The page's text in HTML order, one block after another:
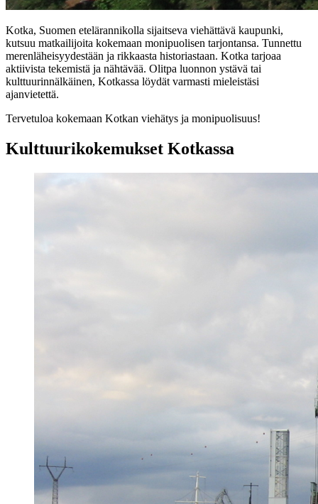
Kotka, Suomen etelärannikolla sijaitseva viehättävä kaupunki,
kutsuu matkailijoita kokemaan monipuolisen tarjontansa. Tunnettu
merenläheisyydestään ja rikkaasta historiastaan. Kotka tarjoaa
aktiivista tekemistä ja nähtävää. Olitpa luonnon ystävä tai
kulttuurinnälkäinen, Kotkassa löydät varmasti mieleistäsi
ajanvietettä.
Tervetuloa kokemaan Kotkan viehätys ja monipuolisuus!
Kulttuurikokemukset Kotkassa